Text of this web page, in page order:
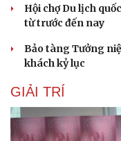
Du lịch
Tư vấn
Hội chợ Du lịch
từ trước đến nay
Bảo tàng Tưởng
khách kỷ lục
GIẢI TRÍ